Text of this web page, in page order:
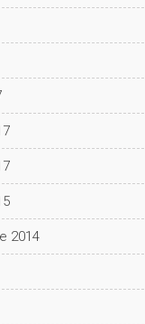
2014